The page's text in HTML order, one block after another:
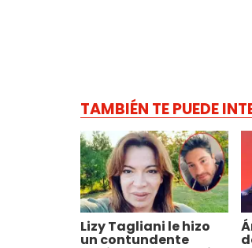
TAMBIÉN TE PUEDE
Lizy Tagliani le hizo
un contundente